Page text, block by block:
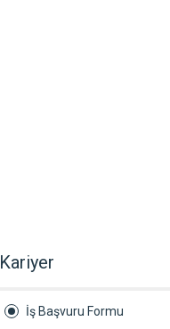
Kariyer
İş Başvuru Formu